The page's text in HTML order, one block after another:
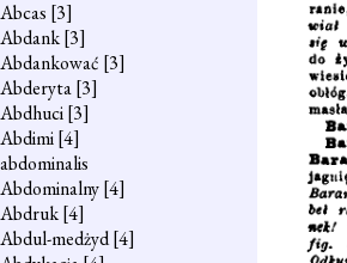
Abcas [3]
Abdank[3]
Abdankować [3]
Abderyta[3]
Abdhuci[3]
Abdimi[4]
abdominalis
Abdominalny[4]
Abdruk[4]
Abdul-medżyd[4]